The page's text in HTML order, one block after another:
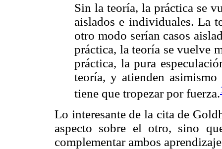
Sin la teoría, la práctica se
aislados e individuales. La
otro modo serían casos
práctica, la teoría se vuelve
práctica, la pura
teoría, y atienden
tiene que tropezar por fuerza.
Lo interesante de la cita de
aspecto sobre el otro, sino
complementar ambos